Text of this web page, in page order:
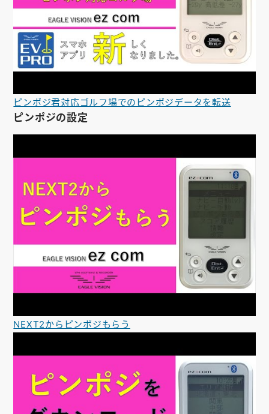
ピンポジ君対応ゴルフ場でのピンポジデータを転送
ピンポジの設定
NEXT2からピンポジもらう